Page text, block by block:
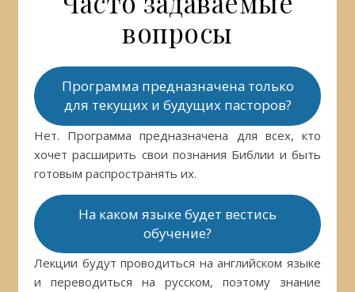
вопросы
Программа предназначена только
для текущих и будущих пасторов?
Нет. Программа предназначена для всех, кто
хочет расширить свои познания Библии и быть
готовым распространять их.
На каком языке будет вестись
обучение?
Лекции будут проводиться на английском языке
и переводиться на русском, поэтому знание